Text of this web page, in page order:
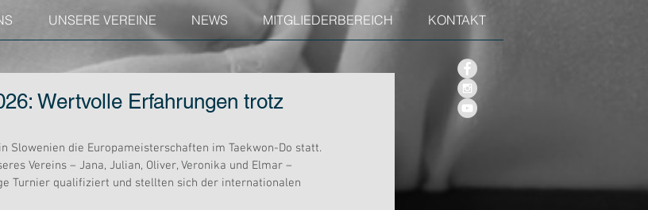
UNSERE VEREINE NEWS MITGLIEDERBEREICH KONTAKT
Wertvolle Erfahrungen trotz
Slowenien die Europameisterschaften im Taekwon-Do statt.
Vereins – Jana, Julian, Oliver, Veronika und Elmar –
Turnier qualifiziert und stellten sich der internationalen